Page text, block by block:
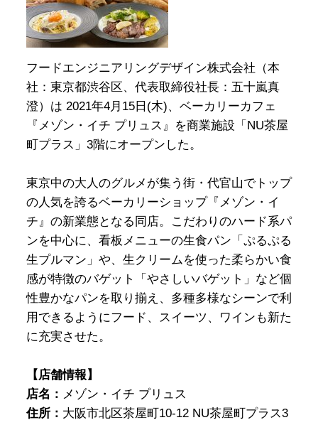
フードエンジニアリングデザイン株式会社（本
社：東京都渋谷区、代表取締役社長：五十嵐真
澄）は 2021年4月15日(木)、ベーカリーカフェ
『メゾン・イチ プリュス』を商業施設「NU茶屋
町プラス」3階にオープンした。
東京中の大人のグルメが集う街・代官山でトップ
の人気を誇るベーカリーショップ『メゾン・イ
チ』の新業態となる同店。こだわりのハード系パ
ンを中心に、看板メニューの生食パン「ぷるぷる
生プルマン」や、生クリームを使った柔らかい食
感が特徴のバゲット「やさしいバゲット」など個
性豊かなパンを取り揃え、多種多様なシーンで利
用できるようにフード、スイーツ、ワインも新た
に充実させた。
【店舗情報】
店名： メゾン・イチ プリュス
住所： 大阪市北区茶屋町10-12 NU茶屋町プラス3